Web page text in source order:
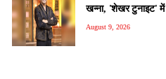
खन्ना, 'शेखर टुनाइट' में
August 9, 2026